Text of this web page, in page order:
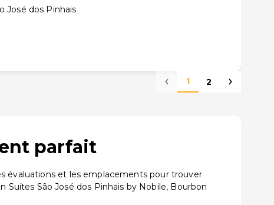
José dos Pinhais
1 2
parfait
évaluations et les emplacements pour trouver
São José dos Pinhais by Nobile, Bourbon